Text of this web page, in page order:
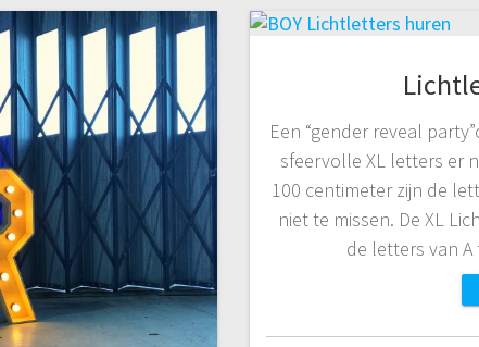
Een “gender reveal
sfeervolle XL letters er
100 centimeter zijn de
niet te missen. De XL
de letters van